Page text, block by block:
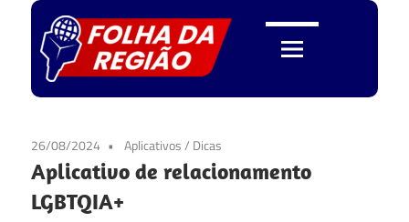
Skip
to
content
Folha
da
Região
26/08/2024 Aplicativos/ Dicas
Aplicativo de relacionamento
LGBTQIA+